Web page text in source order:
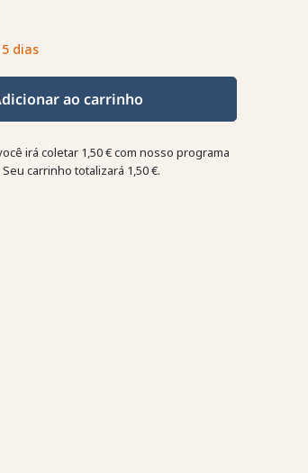
dias
ao carrinho
irá coletar 1,50 €com nosso programa
carrinho totalizará 1,50 €.